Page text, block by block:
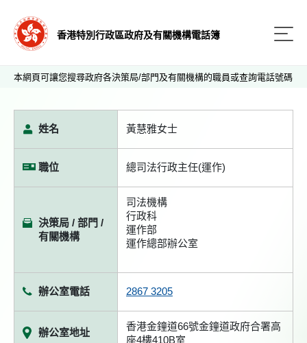
香港特別行政區政府及有關機構電話簿
本網頁可讓您搜尋政府各決策局/部門及有關機構的職員或查詢電話號碼
姓名 黃慧雅女士
職位 總司法行政主任(運作)
決策局 / 部門 /
有關機構
司法機構
行政科
運作部
運作總部辦公室
辦公室電話 2867 3205
辦公室地址
香港金鐘道66號金鐘道政府合署高
座4樓410B室